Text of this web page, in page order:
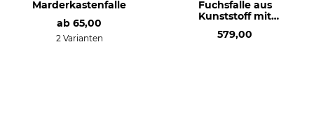
Marderkastenfalle
ab 65,00
2 Varianten
Fuchsfalle aus
Kunststoff mit
579,00